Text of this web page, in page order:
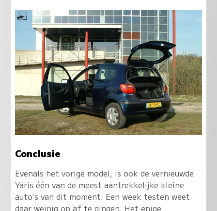
Conclusie
Evenals het vorige model, is ook de vernieuwde
Yaris één van de meest aantrekkelijke kleine
auto's van dit moment. Een week testen weet
daar weinig op af te dingen. Het enige